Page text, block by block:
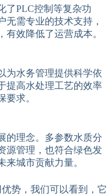
了PLC控制等复杂功
无需专业的技术支持，
有效降低了运营成本。
为水务管理提供科学依
提高水处理工艺的效率
要求。
的理念。多参数水质分
源管理，也符合绿色发
来城市贡献力量。
势，我们可以看到，它